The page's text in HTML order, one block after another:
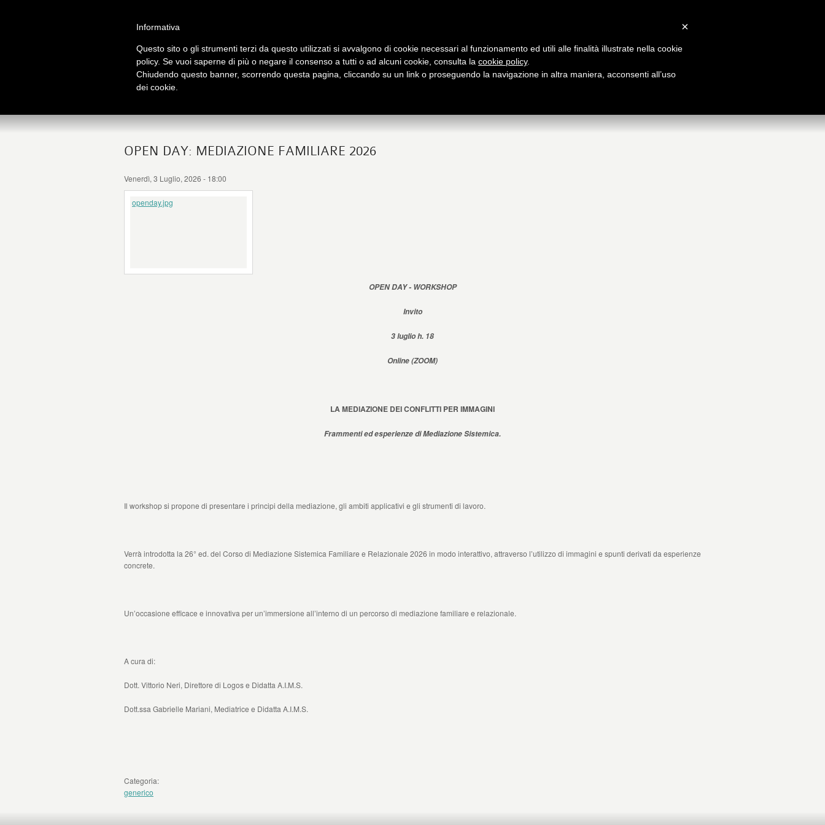
Home
Galleria immagini Registrati
PRESENTAZIONE
tutto su Logos
PUBBLICAZIONI
Libri e riviste
APPUNTAMENTI
Le nostre iniziative formativa e professionale I nostri pensieri
OPEN DAY: MEDIAZIONE FAMILIARE 2026
Venerdì, 3 Luglio, 2026 - 18:00
openday.jpg
OPEN DAY - WORKSHOP
Invito
3 luglio h. 18
Online (ZOOM)
LA MEDIAZIONE DEI CONFLITTI PER IMMAGINI
Frammenti ed esperienze di Mediazione Sistemica.
Il workshop si propone di presentare i principi della mediazione, gli ambiti applicativi e gli strumenti di lavoro.
Verrà introdotta la 26° ed. del Corso di Mediazione Sistemica Familiare e Relazionale 2026 in modo interattivo, attraverso l’utilizzo di immagini e spunti derivati da esperienze
concrete.
Un’occasione efficace e innovativa per un’immersione all’interno di un percorso di mediazione familiare e relazionale.
A cura di:
Dott. Vittorio Neri, Direttore di Logos e Didatta A.I.M.S.
Dott.ssa Gabrielle Mariani, Mediatrice e Didatta A.I.M.S.
Categoria:
generico
×
Informativa
Questo sito o gli strumenti terzi da questo utilizzati si avvalgono di cookie necessari al funzionamento ed utili alle finalità illustrate nella cookie
policy. Se vuoi saperne di più o negare il consenso a tutti o ad alcuni cookie, consulta la cookie policy.
Chiudendo questo banner, scorrendo questa pagina, cliccando su un link o proseguendo la navigazione in altra maniera, acconsenti all’uso
dei cookie.